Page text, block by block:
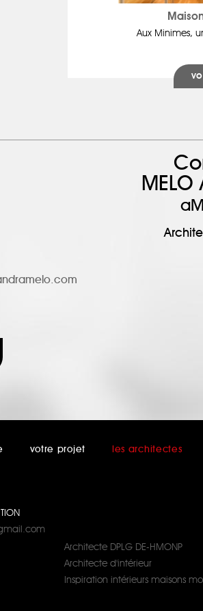
Aux Minimes,
votre projet les architectes
Architecte DPLG DE-HMONP
Architecte d'intérieur
Inspiration intérieurs maisons